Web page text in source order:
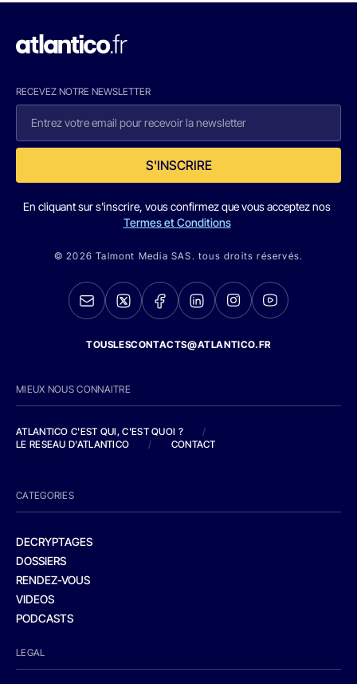
RECEVEZ NOTRE NEWSLETTER
S'INSCRIRE
En cliquant sur s'inscrire, vous confirmez que vous acceptez nos
Termes et Conditions
© 2026 Talmont Media SAS. tous droits réservés.
TOUSLESCONTACTS@ATLANTICO.FR
MIEUX NOUS CONNAITRE
ATLANTICO C'EST QUI, C'EST QUOI ?
/
LE RESEAU D'ATLANTICO
/ CONTACT
CATEGORIES
DECRYPTAGES
DOSSIERS
RENDEZ-VOUS
VIDEOS
PODCASTS
LEGAL